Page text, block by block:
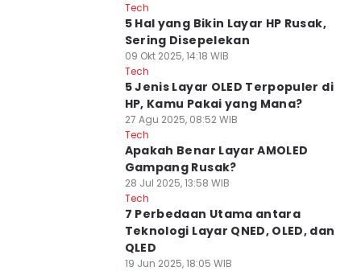
Tech
5 Hal yang Bikin Layar HP Rusak,
Sering Disepelekan
09 Okt 2025, 14:18 WIB
Tech
5 Jenis Layar OLED Terpopuler di
HP, Kamu Pakai yang Mana?
27 Agu 2025, 08:52 WIB
Tech
Apakah Benar Layar AMOLED
Gampang Rusak?
28 Jul 2025, 13:58 WIB
Tech
7 Perbedaan Utama antara
Teknologi Layar QNED, OLED, dan
QLED
19 Jun 2025, 18:05 WIB